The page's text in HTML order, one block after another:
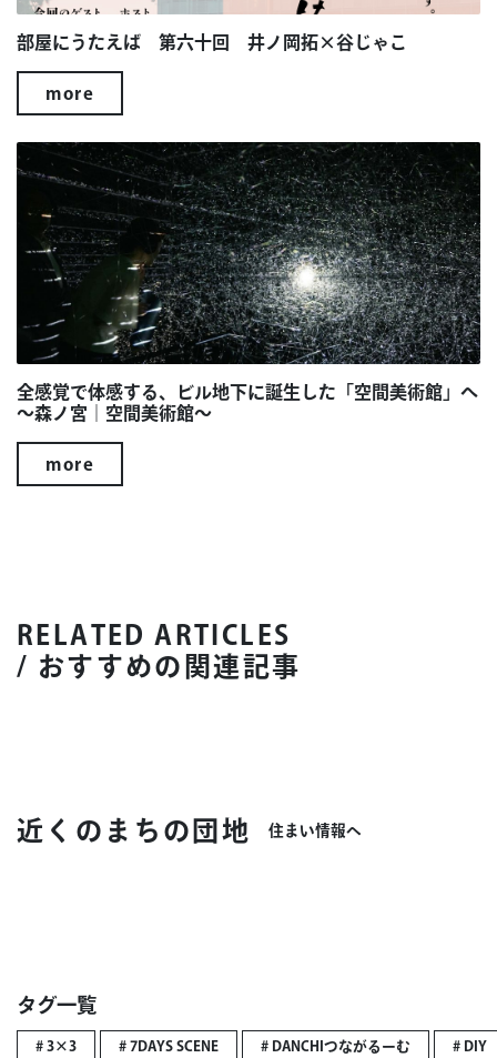
部屋にうたえば 第六十回 井ノ岡拓×谷じゃこ
more
全感覚で体感する、ビル地下に誕生した「空間美術館」へ
～森ノ宮｜空間美術館～
more
RELATED ARTICLES
/ おすすめの関連記事
近くのまちの団地 住まい情報へ
タグ一覧
# 3×3 # 7DAYS SCENE # DANCHIつながるーむ # DIY